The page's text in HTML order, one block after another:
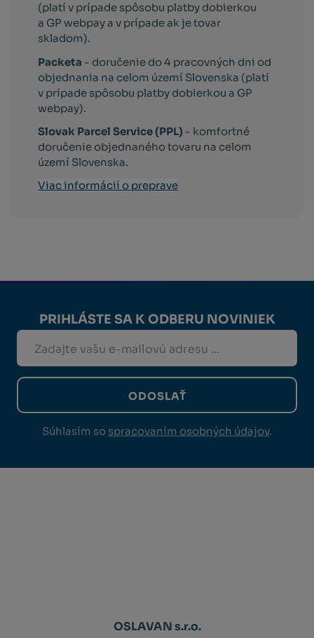
(platí v prípade spôsobu platby dobierkou
a GP webpay a v prípade ak je tovar
skladom).
Packeta - doručenie do 4 pracovných dni od
objednania na celom území Slovenska (platí
v prípade spôsobu platby dobierkou a GP
webpay).
Slovak Parcel Service (PPL) - komfortné
doručenie objednaného tovaru na celom
území Slovenska.
Viac informácií o preprave
PRIHLÁSTE SA K ODBERU NOVINIEK
ODOSLAŤ
Súhlasím so spracovaním osobných údajov.
OSLAVAN s.r.o.